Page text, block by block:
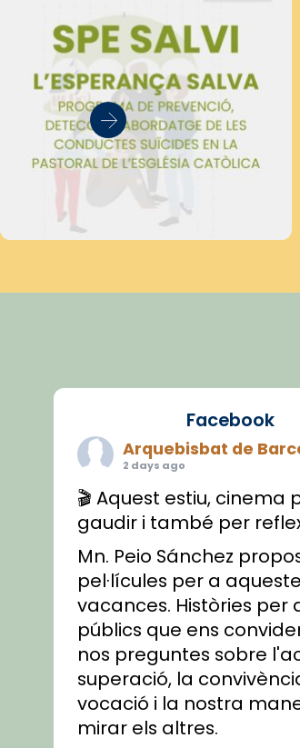
Facebook
Arquebisbat de
2 days ago
🎬 Aquest estiu, cinema
gaudir i també per
Mn. Peio Sánchez
pel·lícules per a
vacances. Històries per
públics que ens
nos preguntes sobre
superació, la
vocació i la nostra
mirar els altres.